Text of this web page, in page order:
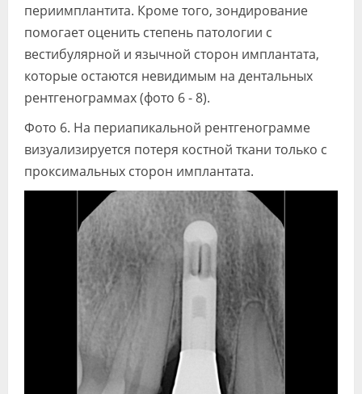
периимплантита. Кроме того, зондирование
помогает оценить степень патологии с
вестибулярной и язычной сторон имплантата,
которые остаются невидимым на дентальных
рентгенограммах (фото 6 - 8).
Фото 6. На периапикальной рентгенограмме
визуализируется потеря костной ткани только с
проксимальных сторон имплантата.